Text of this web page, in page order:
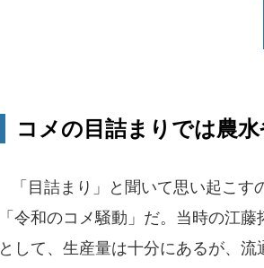
コメの目詰まりでは農
「目詰まり」と聞いて思い起こす
「令和のコメ騒動」だ。当時の江
として、生産量は十分にあるが、